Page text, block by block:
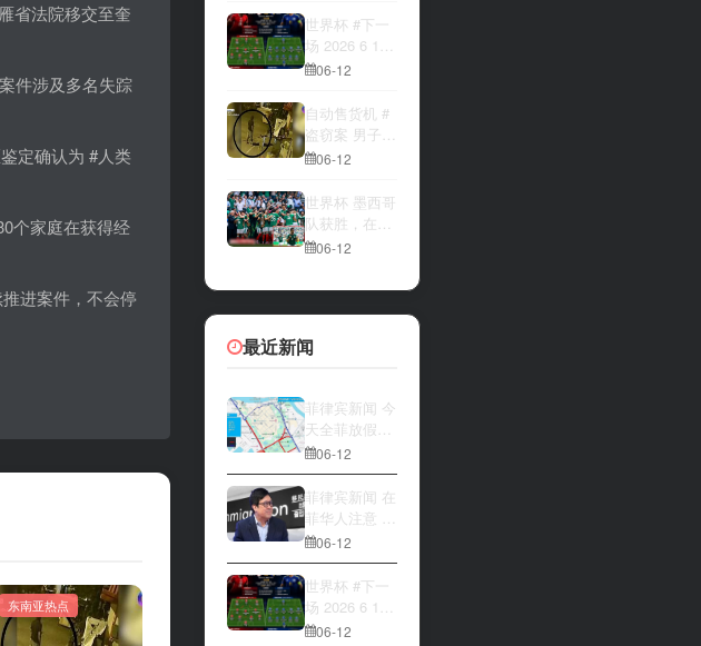
省法院移交至奎
件涉及多名失踪
定确认为 #人类
个家庭在获得经
进案件，不会停
东南亚热点
上门敲诈案
件，已有多人
举报中招
世界杯 #下一
场 2026 6 12
15:00整 加拿
量 究竟胜利的
天平会倾向哪
一方，是加拿
大借助主场优
势笑到最后，
还是波黑上演
逆袭好戏？让
我们拭目以
06-12
自动售货机 #
盗窃案 男子深
夜撬开自动售
索硬币被一扫
而空
06-12
世界杯 墨西哥
队获胜，在首
场比赛中击败
06-12
最近新闻
菲律宾新闻 今
天全菲放假‼️
马尼拉多地封
路
06-12
菲律宾新闻 在
菲华人注意 近
期出现假冒移
民局执法人员
上门敲诈案
件，已有多人
举报中招
06-12
世界杯 #下一
场 2026 6 12
15:00整 加拿
06-12